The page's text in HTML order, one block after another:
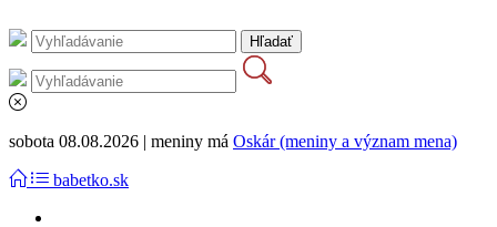
sobota 08.08.2026 | meniny má Oskár (meniny a význam mena)
babetko.sk